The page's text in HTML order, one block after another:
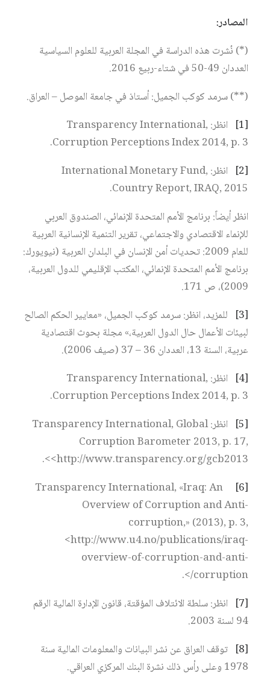
المصادر:
(*) نُشرت هذه الدراسة في المجلة العربية للعلوم السياسية
العددان 49-50 في شتاء-ربيع 2016.
(**) سرمد كوكب الجميل: أستاذ في جامعة الموصل – العراق.
[1]
انظر: Transparency International,
Corruption Perceptions Index 2014, p. 3.
[2]
انظر: International Monetary Fund,
Country Report, IRAQ, 2015.
انظر أيضاً: برنامج الأمم المتحدة الإنمائي، الصندوق العربي
للإنماء الاقتصادي والاجتماعي، تقرير التنمية الإنسانية العربية
للعام 2009: تحديات أمن الإنسان في البلدان العربية (نيويورك:
برنامج الأمم المتحدة الإنمائي، المكتب الإقليمي للدول العربية،
2009)، ص 171.
[3]
للمزيد، انظر: سرمد كوكب الجميل، «معايير الحكم الصالح
لبيئات الأعمال حال الدول العربية،» مجلة بحوث اقتصادية
عربية، السنة 13، العددان 36 – 37 (صيف 2006).
[4]
انظر: Transparency International,
Corruption Perceptions Index 2014, p. 3.
[5]
انظر: Transparency International, Global
Corruption Barometer 2013, p. 17,
<http://www.trans​parency.org/gcb2013>.
[6]
Transparency International, «Iraq: An
Overview of Corruption and Anti-
corruption,» (2013), p. 3,
<http://www.u4.no/publications/iraq-
overview-of-corruption-and-anti-
corruption/>.
[7]
انظر: سلطة الائتلاف المؤقتة، قانون الإدارة المالية الرقم
94 لسنة 2003.
[8]
توقف العراق عن نشر البيانات والمعلومات المالية سنة
1978 وعلى رأس ذلك نشرة البنك المركزي العراقي.